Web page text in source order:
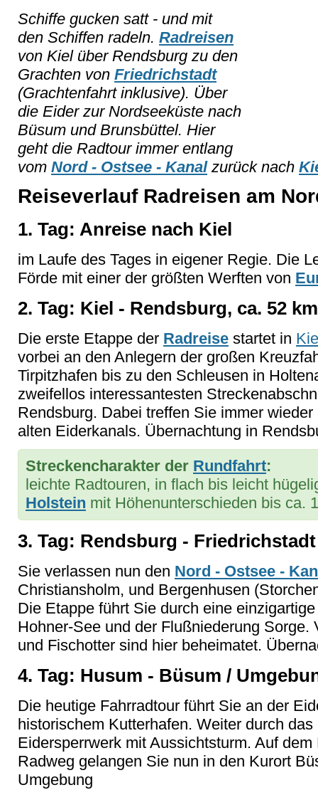
Schiffe gucken satt - und mit
den Schiffen radeln. Radreisen
von Kiel über Rendsburg zu den
Grachten von Friedrichstadt
(Grachtenfahrt inklusive). Über
die Eider zur Nordseeküste nach
Büsum und Brunsbüttel. Hier
geht die Radtour immer entlang
vom Nord - Ostsee - Kanalzurück nach
Reiseverlauf Radreisen am
1. Tag: Anreise nach Kiel
im Laufe des Tages in eigener Regie. Die
Förde mit einer der größten Werften von
2. Tag: Kiel - Rendsburg, ca. 52 km
Die erste Etappe der Radreise startet in
vorbei an den Anlegern der großen
Tirpitzhafen bis zu den Schleusen in
zweifellos interessantesten
Rendsburg. Dabei treffen Sie immer
alten Eiderkanals. Übernachtung in
Streckencharakter der Rundfahrt:
leichte Radtouren, in flach bis leicht
Holstein mit Höhenunterschieden bis ca.
3. Tag: Rendsburg -
Sie verlassen nun den Nord - Ostsee -
Christiansholm, und Bergenhusen
Die Etappe führt Sie durch eine
Hohner-See und der Flußniederung
und Fischotter sind hier beheimatet.
4. Tag: Husum - Büsum /
Die heutige Fahrradtour führt Sie an der
historischem Kutterhafen. Weiter durch
Eidersperrwerk mit Aussichtsturm. Auf
Radweg gelangen Sie nun in den Kurort
Umgebung